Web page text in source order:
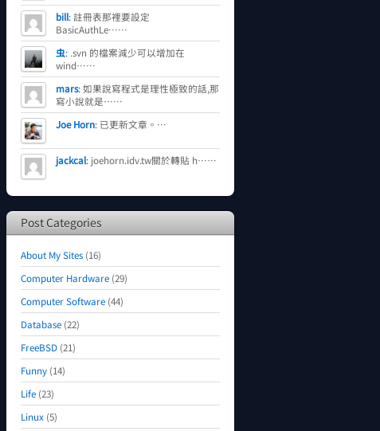
bill:註冊表那裡要設定
BasicAuthLe……
虫: .svn 的檔案減少可以增加在
wind……
mars:如果說寫程式是理性極致的話,那
寫小說就是……
Joe Horn: 已更新文章。…
jackcal: joehorn.idv.tw關於轉貼 h……
Post Categories
About My Sites (16)
Computer Hardware (29)
Computer Software (44)
Database (22)
FreeBSD (21)
Funny (14)
Life (23)
Linux (5)